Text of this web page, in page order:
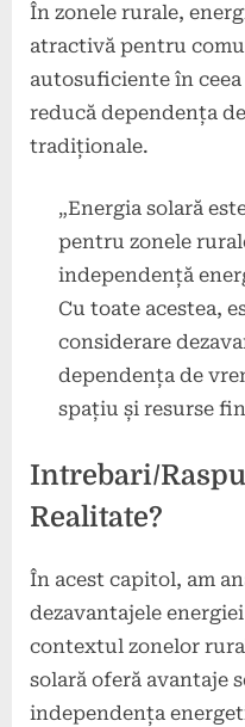
În zonele rurale,
atractivă pentru
autosuficiente în
reducă dependența
tradiționale.
„Energia solară
pentru zonele
independență
Cu toate acestea,
considerare
dependența de
spațiu și resurse
Intrebari/
Realitate?
În acest capitol, am
dezavantajele
contextul zonelor
solară oferă avantaje
independența